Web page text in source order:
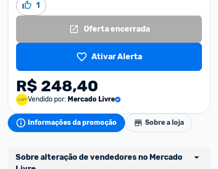
1
Oferta encerrada
Ativar Alerta
R$ 248,40
Vendido por: Mercado Livre
Informações da promoção Sobre a loja
Sobre alteração de vendedores no Mercado